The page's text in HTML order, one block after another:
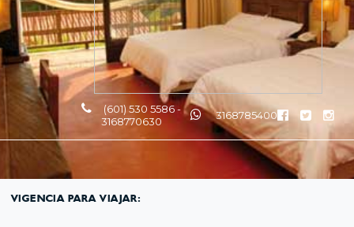
(601) 530 5586 -
3168770630
3168785400
VIGENCIA PARA VIAJAR: